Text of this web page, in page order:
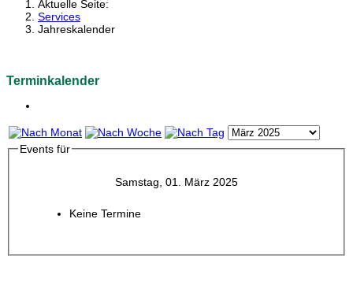
Aktuelle Seite:
Services
Jahreskalender
Terminkalender
Events für
Samstag, 01. März 2025
Keine Termine